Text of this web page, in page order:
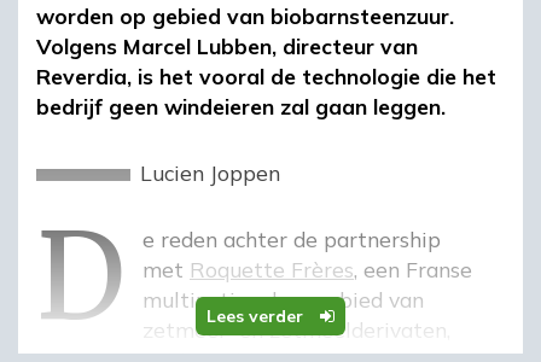
Lees verder
worden op gebied van biobarnsteenzuur.
Volgens Marcel Lubben, directeur van
Reverdia, is het vooral de technologie die het
bedrijf geen windeieren zal gaan leggen.
Lucien Joppen
d
De reden achter de partnership
met Roquette Frères, een Franse
multinational op gebied van
zetmeel- en zetmeelderivaten,